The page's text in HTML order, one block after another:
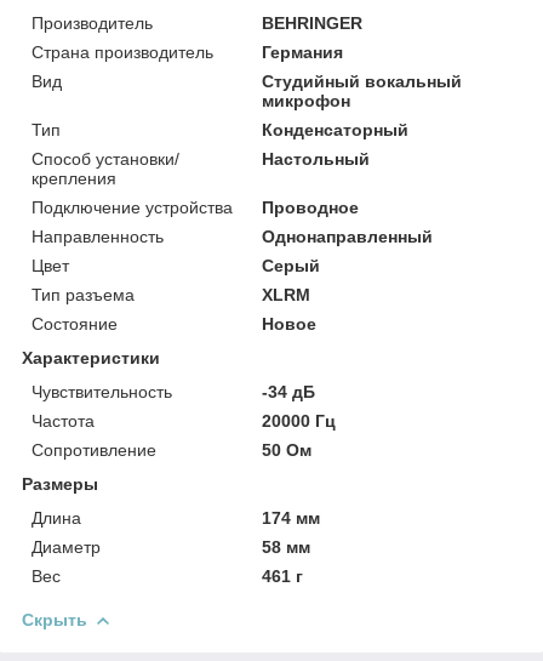
Производитель
BEHRINGER
Страна производитель
Германия
Вид
Студийный вокальный
микрофон
Тип
Конденсаторный
Способ установки/
крепления
Настольный
Подключение устройства
Проводное
Направленность
Однонаправленный
Цвет
Серый
Тип разъема
XLRM
Состояние
Новое
Характеристики
Чувствительность
-34 дБ
Частота
20000 Гц
Сопротивление
50 Ом
Размеры
Длина
174 мм
Диаметр
58 мм
Вес
461 г
Скрыть